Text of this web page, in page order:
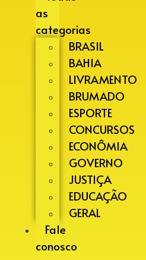
as
categorias
BRASIL
BAHIA
LIVRAMENTO
BRUMADO
ESPORTE
CONCURSOS
ECONÔMIA
GOVERNO
JUSTIÇA
EDUCAÇÃO
GERAL
Fale
conosco